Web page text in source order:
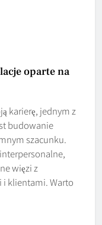
oparte na
karierę, jednym z
budowanie
szacunku.
więzi z
i klientami. Warto